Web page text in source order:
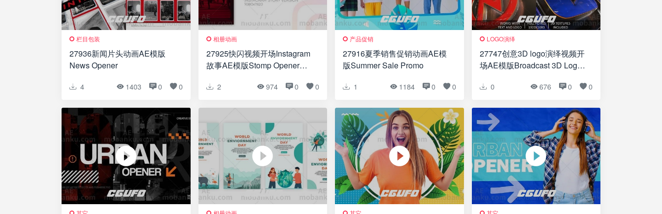
栏目包装
27936新闻片头动画AE模版
News Opener
4 1403 0 0
相册动画
27925快闪视频开场Instagram
故事AE模版Stomp Opener
2 974 0 0
产品促销
27916夏季销售促销动画AE模
版Summer Sale Promo
1 1184 0 0
LOGO演绎
27747创意3D logo演绎视频开
场AE模版Broadcast 3D Logo
0 676 0 0